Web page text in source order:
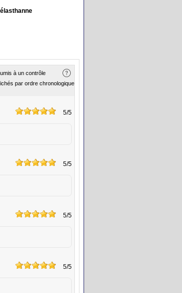
à un contrôle
par ordre chronologique
5/5
5/5
5/5
5/5